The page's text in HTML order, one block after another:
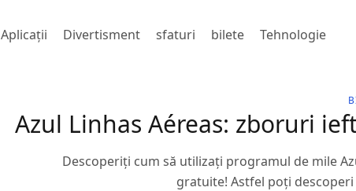
Aplicații Divertisment sfaturi bilete Tehnologie
Azul Linhas Aéreas: zboruri
Descoperiți cum să utilizați programul de mile
gratuite! Astfel poți